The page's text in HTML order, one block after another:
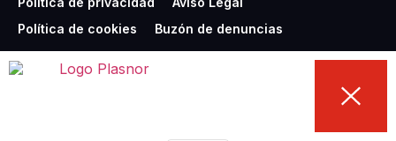
Política de cookies
Buzón de denuncias